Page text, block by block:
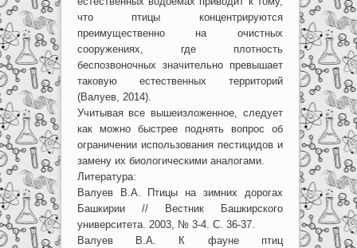
что птицы концентрируются
преимущественно на очистных
сооружениях, где плотность
беспозвоночных значительно превышает
таковую естественных территорий
(Валуев, 2014).
Учитывая все вышеизложенное, следует
как можно быстрее поднять вопрос об
ограничении использования пестицидов и
замену их биологическими аналогами.
Литература:
Валуев В.А. Птицы на зимних дорогах
Башкирии // Вестник Башкирского
университета. 2003, № 3-4. С. 36-37.
Валуев В.А. К фауне птиц